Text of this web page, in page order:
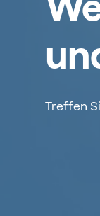
Treffen